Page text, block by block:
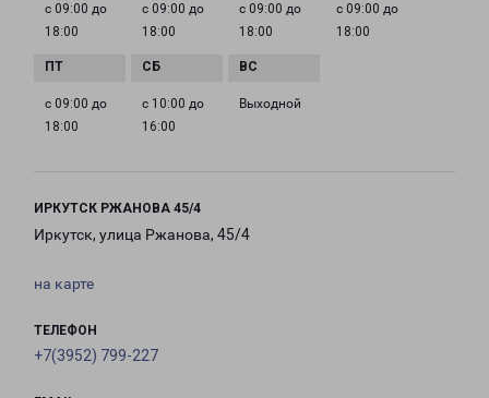
с 09:00 до
18:00
с 09:00 до
18:00
с 09:00 до
18:00
с 09:00 до
18:00
с 09:00 до
18:00
с 10:00 до
16:00
Выходной
ИРКУТСК РЖАНОВА 45/4
Иркутск, улица Ржанова, 45/4
на карте
ТЕЛЕФОН
+7(3952) 799-227